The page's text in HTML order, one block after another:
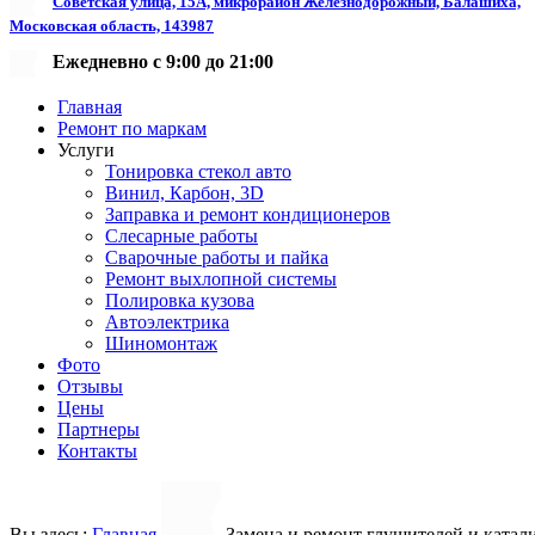
Московская область, 143987
Ежедневно с 9:00 до 21:00
Главная
Ремонт по маркам
Услуги
Тонировка стекол авто
Винил, Карбон, 3D
Заправка и ремонт кондиционеров
Слесарные работы
Сварочные работы и пайка
Ремонт выхлопной системы
Полировка кузова
Автоэлектрика
Шиномонтаж
Фото
Отзывы
Цены
Партнеры
Контакты